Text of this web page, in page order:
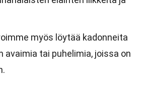
myös löytää kadonneita
avaimia tai puhelimia, joissa on